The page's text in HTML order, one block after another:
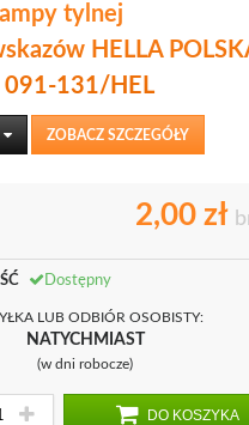
tylnej
HELLA
131/HEL
ZOBACZ SZCZEGÓŁY
2,00 zł
Dostępny
LUB ODBIÓR OSOBISTY:
NATYCHMIAST
(w dni robocze)
DO KOSZYKA